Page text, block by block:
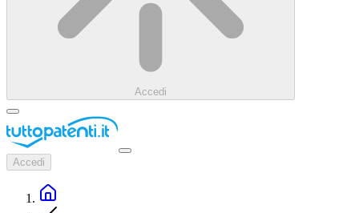
Accedi
Accedi